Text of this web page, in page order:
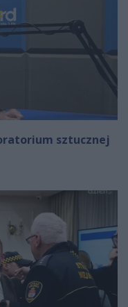
sztucznej